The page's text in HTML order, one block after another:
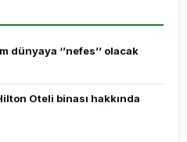
dünyaya ‘’nefes’’ olacak
Oteli binası hakkında